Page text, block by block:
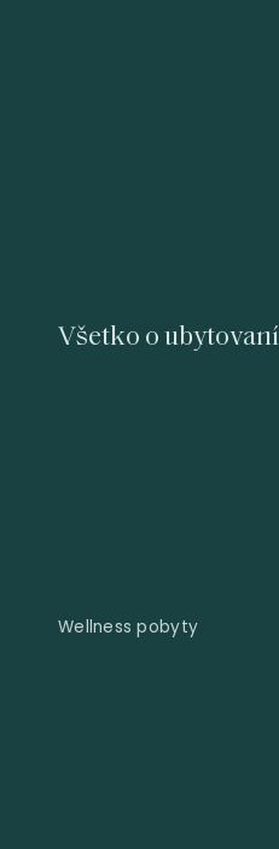
Všetko o ubytovaní
Wellness pobyty